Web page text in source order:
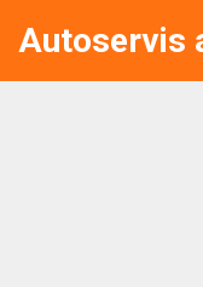
Autoservis